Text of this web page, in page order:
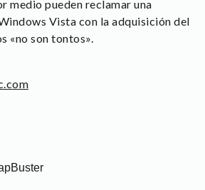
medio pueden reclamar una
Vista con la adquisición del
«no son tontos».